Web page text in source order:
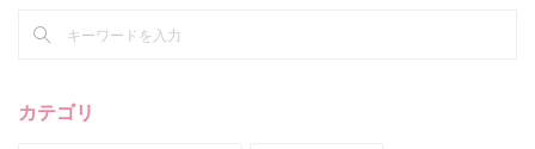
カテゴリ